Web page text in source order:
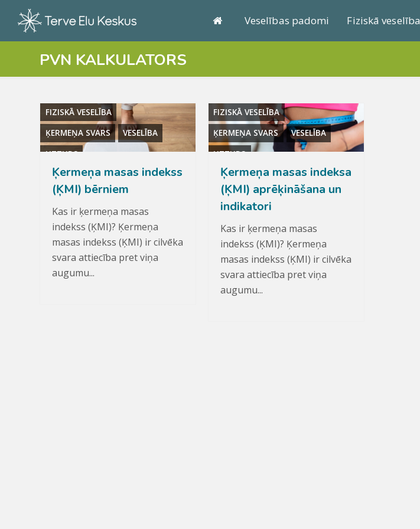
Veselības padomi Fiziskā veselība
PVN KALKULATORS
FIZISKĀ VESELĪBA
ĶERMEŅA SVARS
VESELĪBA
UZTURS
Ķermeņa masas indekss
(ĶMI) bērniem
Kas ir ķermeņa masas
indekss (ĶMI)? Ķermeņa
masas indekss (ĶMI) ir cilvēka
svara attiecība pret viņa
augumu...
FIZISKĀ VESELĪBA
ĶERMEŅA SVARS
VESELĪBA
UZTURS
Ķermeņa masas indeksa
(ĶMI) aprēķināšana un
indikatori
Kas ir ķermeņa masas
indekss (ĶMI)? Ķermeņa
masas indekss (ĶMI) ir cilvēka
svara attiecība pret viņa
augumu...